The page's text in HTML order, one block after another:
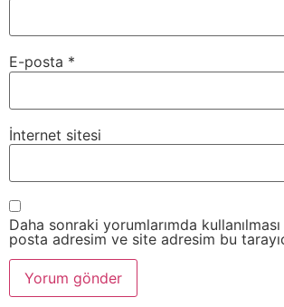
E-posta *
İnternet sitesi
Daha sonraki yorumlarımda
posta adresim ve site adresim bu